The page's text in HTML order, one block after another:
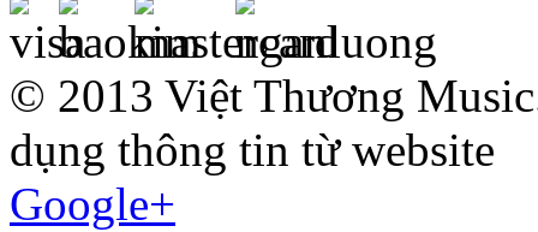
© 2013 Việt Thương
dụng thông tin từ website
Google+